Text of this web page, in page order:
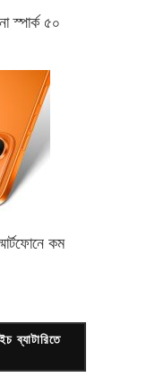
স্পার্ক ৫০
কম